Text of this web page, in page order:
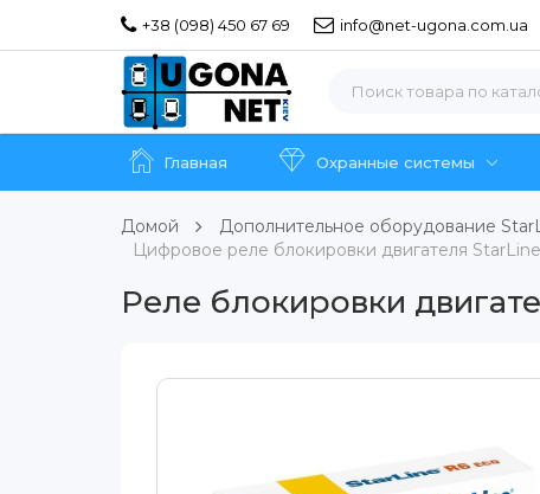
+38 (098) 450 67 69 info@net-ugona.com.ua
Главная Охранные системы
Домой Дополнительное оборудование
Цифровое реле блокировки двигателя
Реле блокировки